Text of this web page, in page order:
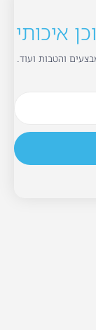
איכותי
והטבות ועוד.